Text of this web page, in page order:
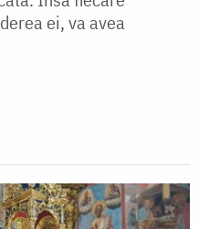
ei, va avea